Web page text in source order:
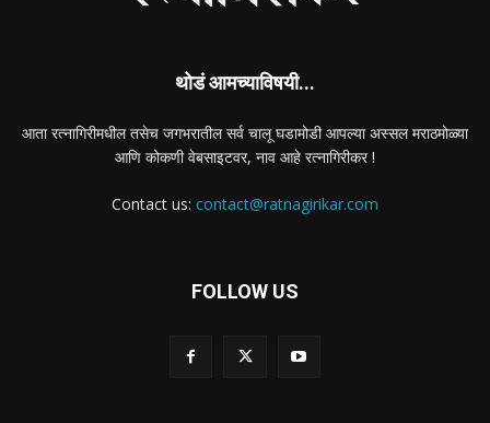
थोडं आमच्याविषयी...
आता रत्नागिरीमधील तसेच जगभरातील सर्व चालू घडामोडी आपल्या अस्सल मराठमोळ्या
आणि कोकणी वेबसाइटवर, नाव आहे रत्नागिरीकर !
Contact us: contact@ratnagirikar.com
FOLLOW US